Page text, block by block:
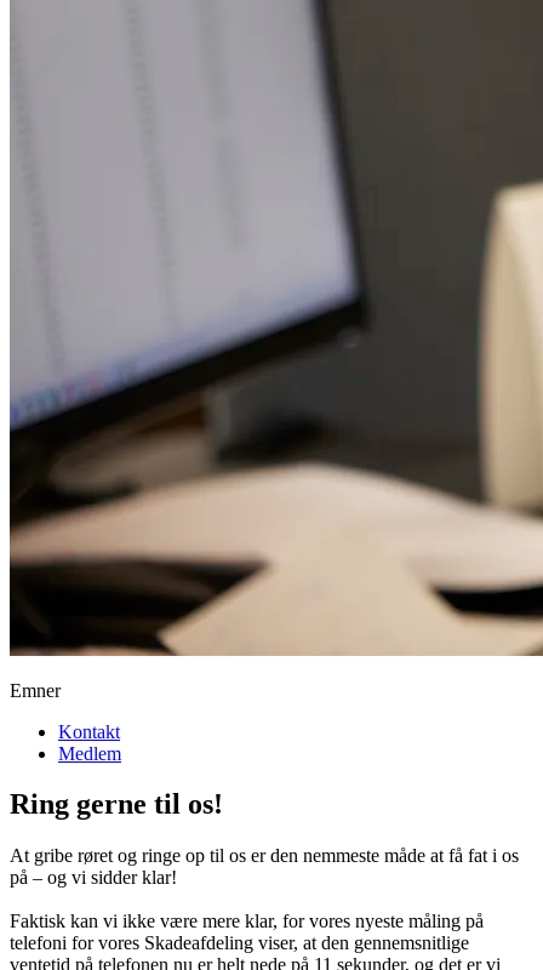
Emner
Kontakt
Medlem
Ring gerne til os!
At gribe røret og ringe op til os er den nemmeste måde at få fat i os
på – og vi sidder klar!
Faktisk kan vi ikke være mere klar, for vores nyeste måling på
telefoni for vores Skadeafdeling viser, at den gennemsnitlige
ventetid på telefonen nu er helt nede på 11 sekunder, og det er vi